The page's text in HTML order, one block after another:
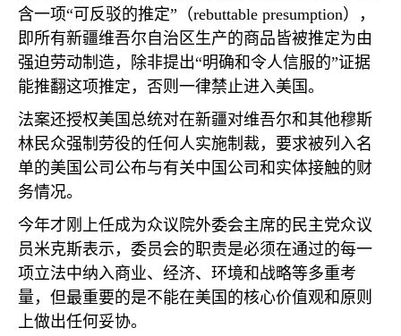
含一项“可反驳的推定”（rebuttable presumption），
即所有新疆维吾尔自治区生产的商品皆被推定为由
强迫劳动制造，除非提出“明确和令人信服的”证据
能推翻这项推定，否则一律禁止进入美国。
法案还授权美国总统对在新疆对维吾尔和其他穆斯
林民众强制劳役的任何人实施制裁，要求被列入名
单的美国公司公布与有关中国公司和实体接触的财
务情况。
今年才刚上任成为众议院外委会主席的民主党众议
员米克斯表示，委员会的职责是必须在通过的每一
项立法中纳入商业、经济、环境和战略等多重考
量，但最重要的是不能在美国的核心价值观和原则
上做出任何妥协。